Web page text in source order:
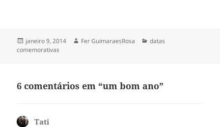
Publicado
em
janeiro 9, 2014 Autor
Fer GuimaraesRosa Categorias
datas
comemorativas
6 comentários em “um bom ano”
Tati